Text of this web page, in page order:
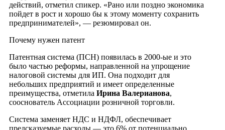
действий, отметил спикер. «Рано или поздно экономика
пойдет в рост и хорошо бы к этому моменту сохранить
предпринимателей», — резюмировал он.
Почему нужен патент
Патентная система (ПСН) появилась в 2000-ые и это
было частью реформы, направленной на упрощение
налоговой системы для ИП. Она подходит для
небольших предприятий и имеет определенные
преимущества, отметила Ирина Валерианова,
сооснователь Ассоциации розничной торговли.
Система заменяет НДС и НДФЛ, обеспечивает
предсказуемые расходы — это 6% от потенциально